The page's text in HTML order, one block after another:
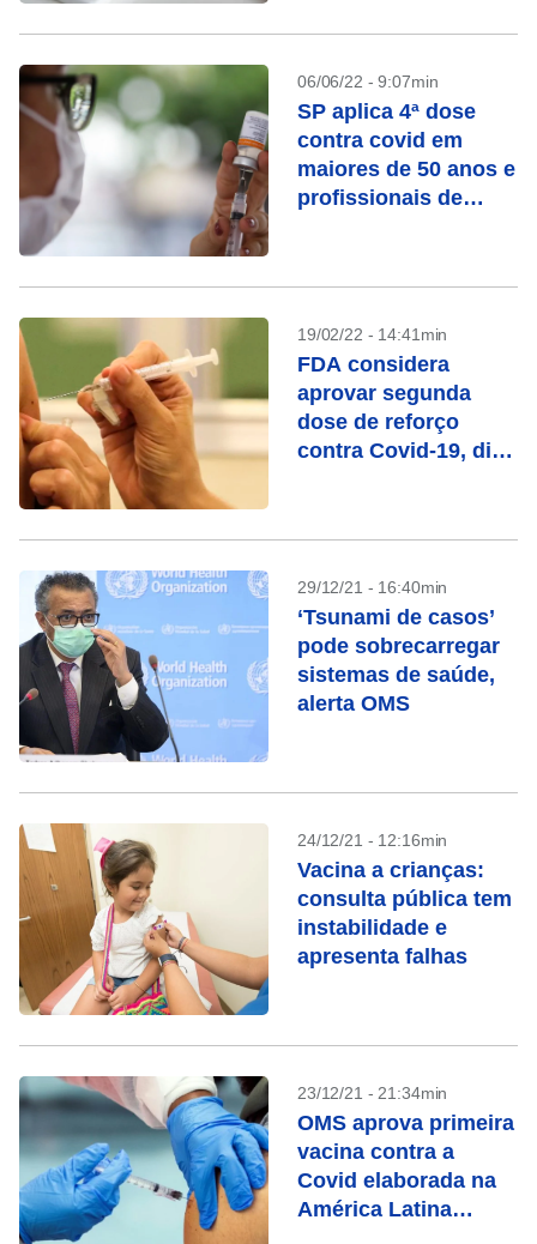
06/06/22 - 9:07min
SP aplica 4ª dose
contra covid em
maiores de 50 anos e
profissionais de
19/02/22 - 14:41min
FDA considera
aprovar segunda
dose de reforço
contra Covid-19, diz
29/12/21 - 16:40min
‘Tsunami de casos’
pode sobrecarregar
sistemas de saúde,
alerta OMS
24/12/21 - 12:16min
Vacina a crianças:
consulta pública tem
instabilidade e
apresenta falhas
23/12/21 - 21:34min
OMS aprova primeira
vacina contra a
Covid elaborada na
América Latina